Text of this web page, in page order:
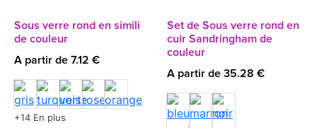
Sous verre rond en simili
de couleur
A partir de 7.12 €
+14 En plus
Set de Sous verre rond en
cuir Sandringham de
couleur
A partir de 35.28 €